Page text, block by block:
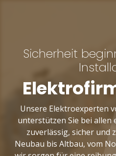
Sicherheit
Unsere Elektroexperten
unterstützen Sie bei allen
zuverlässig, sicher und
Neubau bis Altbau, vom